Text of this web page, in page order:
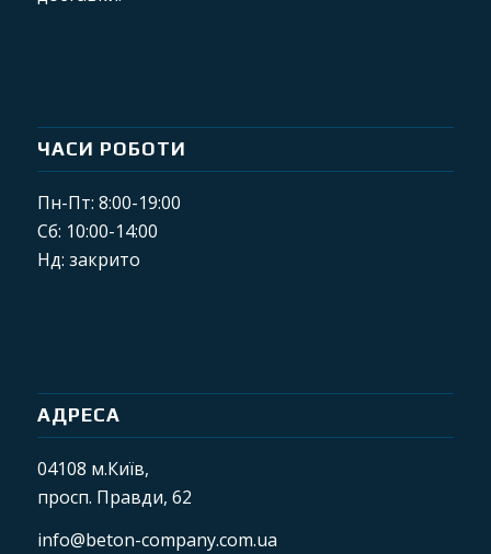
ЧАСИ РОБОТИ
Пн-Пт: 8:00-19:00
Сб: 10:00-14:00
Нд: закрито
АДРЕСА
04108 м.Київ,
просп. Правди, 62
info@beton-company.com.ua